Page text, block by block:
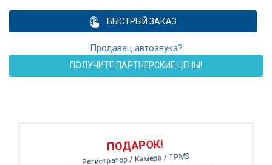
БЫСТРЫЙ ЗАКАЗ
Продавец автозвука?
ПОЛУЧИТЕ ПАРТНЕРСКИЕ ЦЕНЫ!
ПОДАРОК!
Регистратор / Камера / TPMS